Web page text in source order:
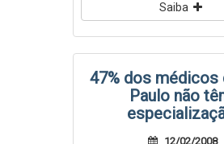
Saiba
47% dos médicos
Paulo não
12/02/2008